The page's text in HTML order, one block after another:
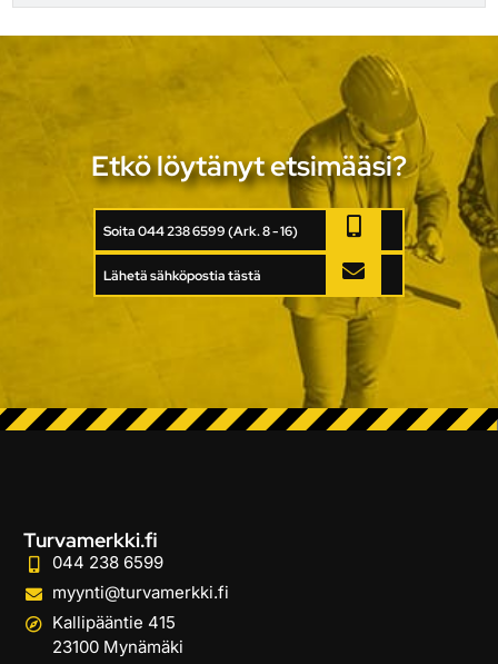
Etkö löytänyt etsimääsi?
Soita 044 238 6599 (Ark. 8 - 16)
Lähetä sähköpostia tästä
Turvamerkki.fi
044 238 6599
myynti@turvamerkki.fi
Kallipääntie 415
23100 Mynämäki